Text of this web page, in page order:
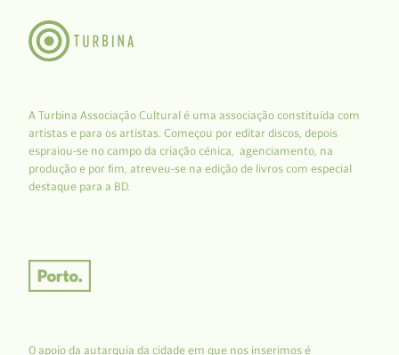
A Turbina Associação Cultural é uma associação constituída com
artistas e para os artistas. Começou por editar discos, depois
espraiou-se no campo da criação cénica, agenciamento, na
produção e por fim, atreveu-se na edição de livros com especial
destaque para a BD.
O apoio da autarquia da cidade em que nos inserimos é